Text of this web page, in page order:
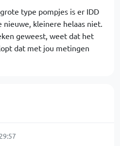
type pompjes is er IDD
kleinere helaas niet.
geweest, weet dat het
dat met jou metingen